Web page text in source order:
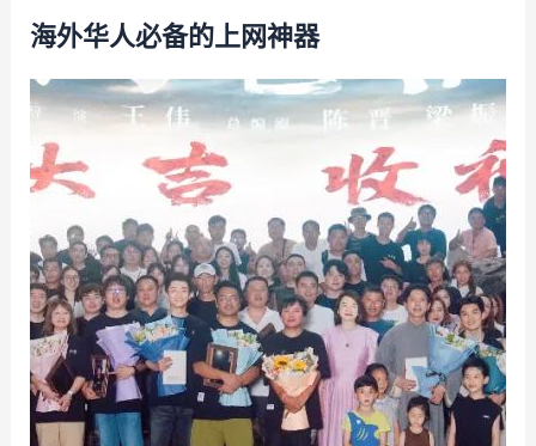
海外华人必备的上网神器